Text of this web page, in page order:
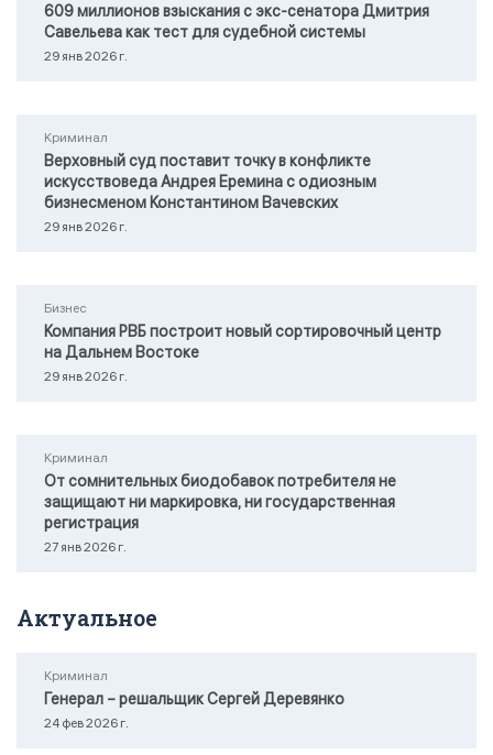
609 миллионов взыскания с экс-сенатора Дмитрия
Савельева как тест для судебной системы
29 янв 2026 г.
Криминал
Верховный суд поставит точку в конфликте
искусствоведа Андрея Еремина с одиозным
бизнесменом Константином Вачевских
29 янв 2026 г.
Бизнес
Компания РВБ построит новый сортировочный центр
на Дальнем Востоке
29 янв 2026 г.
Криминал
От сомнительных биодобавок потребителя не
защищают ни маркировка, ни государственная
регистрация
27 янв 2026 г.
Актуальное
Криминал
Генерал – решальщик Сергей Деревянко
24 фев 2026 г.